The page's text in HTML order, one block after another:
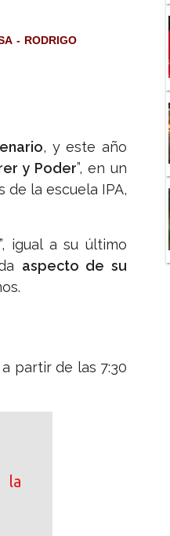
RODRIGO
, y este año
y Poder”, en un
de la escuela IPA,
igual a su último
aspecto de su
partir de las 7:30
la